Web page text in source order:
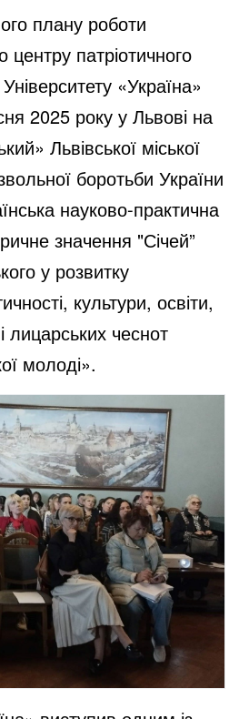
плану роботи
центру патріотичного
«Україна»
2025 року у Львові на
Львівської міської
боротьби України
науково-практична
значення "Січей”
у розвитку
культури, освіти,
лицарських чеснот
молоді».